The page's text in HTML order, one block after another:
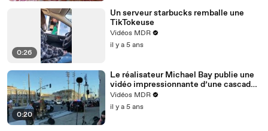
0:26
Un serveur starbucks remballe une
TikTokeuse
Vidéos MDR
il y a 5 ans
0:20
Le réalisateur Michael Bay publie une
vidéo impressionnante d’une cascade
de son dernier film «Ambulance»
Vidéos MDR
il y a 5 ans